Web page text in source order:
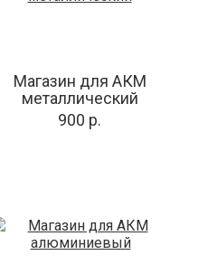
Магазин для АКМ
металлический
900 р.